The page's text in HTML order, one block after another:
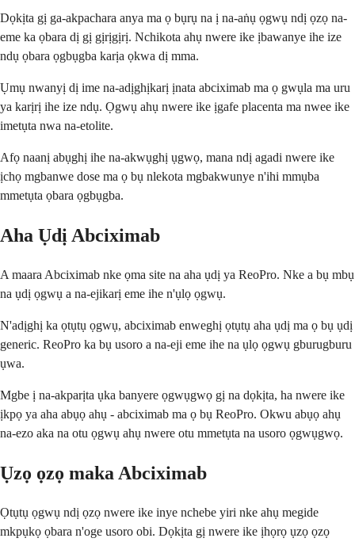
Dọkịta gị ga-akpachara anya ma ọ bụrụ na ị na-aṅụ ọgwụ ndị ọzọ na-
eme ka ọbara dị gị gịrịgịrị. Nchikota ahụ nwere ike ịbawanye ihe ize
ndụ ọbara ọgbụgba karịa ọkwa dị mma.
Ụmụ nwanyị dị ime na-adịghịkarị ịnata abciximab ma ọ gwụla ma uru
ya karịrị ihe ize ndụ. Ọgwụ ahụ nwere ike ịgafe placenta ma nwee ike
imetụta nwa na-etolite.
Afọ naanị abụghị ihe na-akwụghị ụgwọ, mana ndị agadi nwere ike
ịchọ mgbanwe dose ma ọ bụ nlekota mgbakwunye n'ihi mmụba
mmetụta ọbara ọgbụgba.
Aha Ụdị Abciximab
A maara Abciximab nke ọma site na aha ụdị ya ReoPro. Nke a bụ mbụ
na ụdị ọgwụ a na-ejikarị eme ihe n'ụlọ ọgwụ.
N'adịghị ka ọtụtụ ọgwụ, abciximab enweghị ọtụtụ aha ụdị ma ọ bụ ụdị
generic. ReoPro ka bụ usoro a na-eji eme ihe na ụlọ ọgwụ gburugburu
ụwa.
Mgbe ị na-akparịta ụka banyere ọgwụgwọ gị na dọkịta, ha nwere ike
ịkpọ ya aha abụọ ahụ - abciximab ma ọ bụ ReoPro. Okwu abụọ ahụ
na-ezo aka na otu ọgwụ ahụ nwere otu mmetụta na usoro ọgwụgwọ.
Ụzọ ọzọ maka Abciximab
Ọtụtụ ọgwụ ndị ọzọ nwere ike inye nchebe yiri nke ahụ megide
mkpụkọ ọbara n'oge usoro obi. Dọkịta gị nwere ike ịhọrọ ụzọ ọzọ